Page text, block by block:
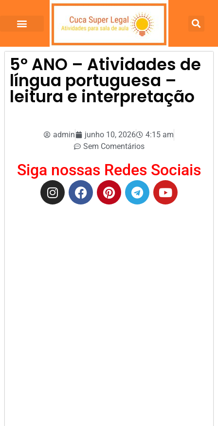
5º ANO – Atividades de
língua portuguesa –
leitura e interpretação
admin junho 10, 2026
4:15 am
Sem Comentários
Siga nossas Redes Sociais